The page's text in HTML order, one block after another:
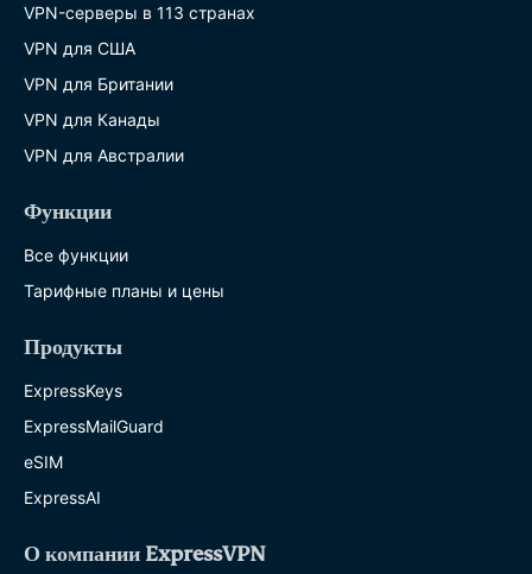
VPN-серверы в 113 странах
VPN для США
VPN для Британии
VPN для Канады
VPN для Австралии
Функции
Все функции
Тарифные планы и цены
Продукты
ExpressKeys
ExpressMailGuard
eSIM
ExpressAI
О компании ExpressVPN